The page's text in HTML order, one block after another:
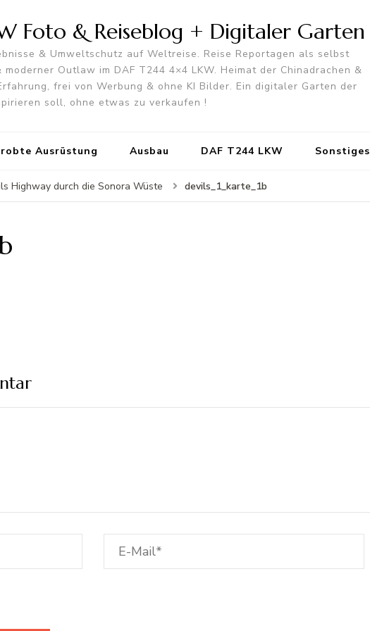
Foto & Reiseblog + Digitaler Garten
& Umweltschutz auf Weltreise. Reise Reportagen als selbst
Outlaw im DAF T244 4×4 LKW. Heimat der Chinadrachen &
frei von Werbung & ohne KI Bilder. Ein digitaler Garten der
soll, ohne etwas zu verkaufen !
Ausrüstung Ausbau DAF T244 LKW Sonstiges
Highway durch die Sonora Wüste devils_1_karte_1b